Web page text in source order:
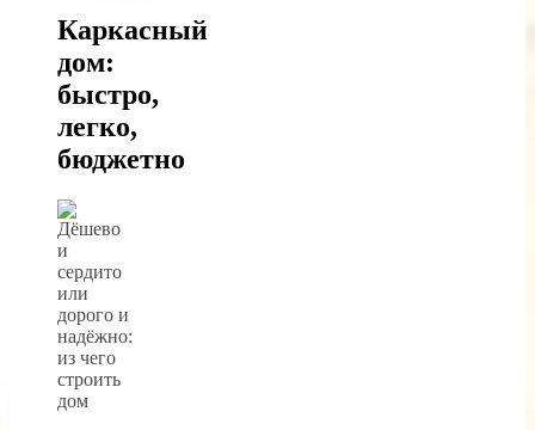
Каркасный
дом:
быстро,
легко,
бюджетно